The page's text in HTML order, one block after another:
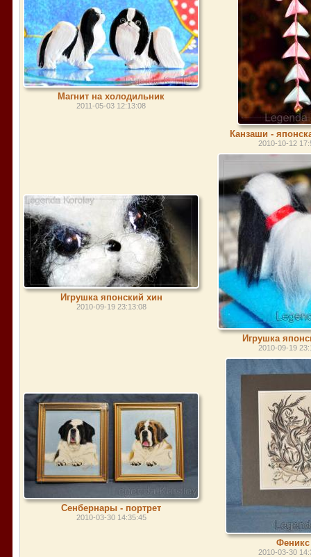
Магнит на холодильник
2011-05-03 12:13:08
Канзаши -
2010-10-12
Игрушка японский хин
2010-09-19 23:13:08
Игрушка
2010-09-19
Сенбернары - портрет
2010-03-30 14:35:45
Феникс
2010-03-30